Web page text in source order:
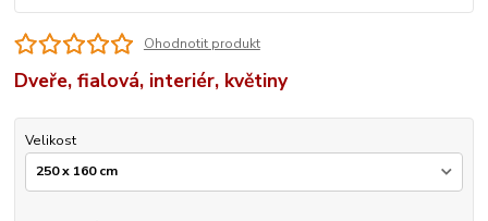
Ohodnotit produkt
Dveře, fialová, interiér, květiny
Velikost